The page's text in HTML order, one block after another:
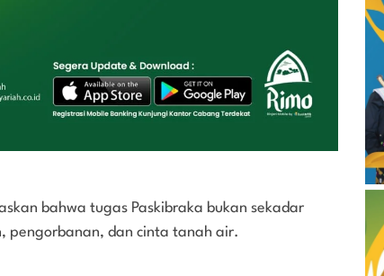
bahwa tugas Paskibraka bukan sekadar
pengorbanan, dan cinta tanah air.